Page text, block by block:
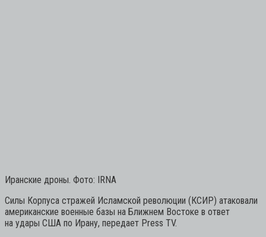
Иранские дроны. Фото: IRNA
Силы Корпуса стражей Исламской революции (КСИР) атаковали
американские военные базы на Ближнем Востоке в ответ
на удары США по Ирану, передает Press TV.